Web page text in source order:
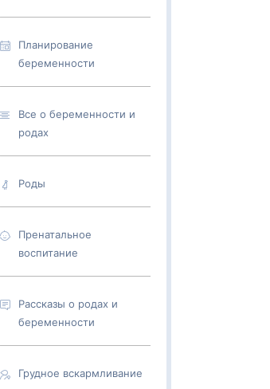
Планирование
беременности
Все о беременности и
родах
Роды
Пренатальное
воспитание
Рассказы о родах и
беременности
Грудное вскармливание